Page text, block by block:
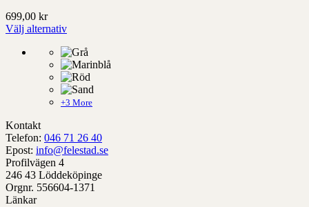
699,00 kr
Välj alternativ
produkt
på
produktens
sida
+3 More
Kontakt
Telefon: 046 71 26 40
Epost: info@felestad.se
Profilvägen 4
246 43 Löddeköpinge
Orgnr. 556604-1371
Länkar